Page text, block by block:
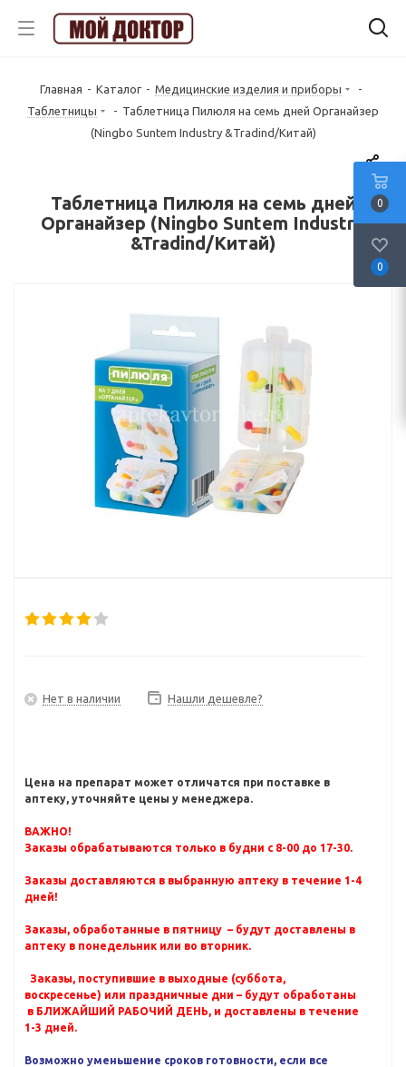
Главная - Каталог - Медицинские изделия и приборы
-
Таблетницы
- Таблетница Пилюля на семь дней Органайзер
(Ningbo Suntem Industry &Tradind/Китай)
Таблетница Пилюля на семь дней
Органайзер (Ningbo Suntem Industry
&Tradind/Китай)
Нет в наличии Нашли дешевле?
Цена на препарат может отличатся при поставке в
аптеку, уточняйте цены у менеджера.
ВАЖНО!
Заказы обрабатываются только в будни с 8-00 до 17-30.
Заказы доставляются в выбранную аптеку в течение 1-4
дней!
Заказы, обработанные в пятницу – будут доставлены в
аптеку в понедельник или во вторник.
Заказы, поступившие в выходные (суббота,
воскресенье) или праздничные дни – будут обработаны
в БЛИЖАЙШИЙ РАБОЧИЙ ДЕНЬ, и доставлены в течение
1-3 дней.
Возможно уменьшение сроков готовности, если все
0
0